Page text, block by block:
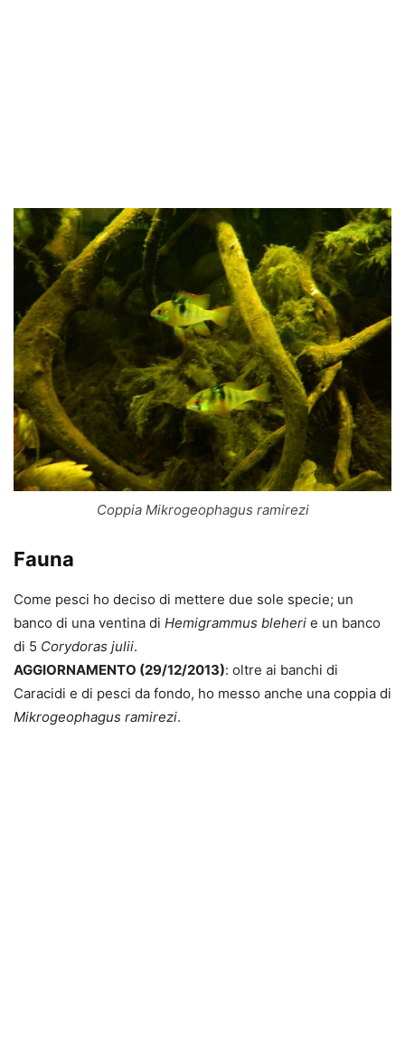
Coppia Mikrogeophagus ramirezi
Fauna
Come pesci ho deciso di mettere due sole specie; un
banco di una ventina di Hemigrammus bleheri e un banco
di 5 Corydoras julii.
AGGIORNAMENTO (29/12/2013): oltre ai banchi di
Caracidi e di pesci da fondo, ho messo anche una coppia di
Mikrogeophagus ramirezi.